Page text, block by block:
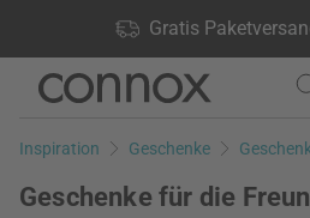
Gratis
Produkte lagernd, 60 Tage
Direkt
Seiteninhalt
Direkt
Suchfeld
Inspiration Geschenke
Geschenke für die